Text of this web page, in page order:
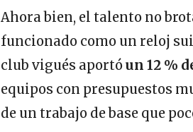
Ahora bien, el talento no
funcionado como un reloj
club vigués aportóun 12 %
equipos con presupuestos
de un trabajo de base que